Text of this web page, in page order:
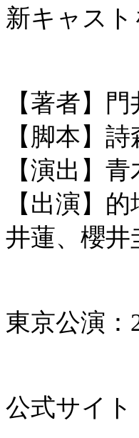
新キャス
【著者】
【脚本】
【演出】
【出演】
井蓮、櫻井
東京公演
公式サイト